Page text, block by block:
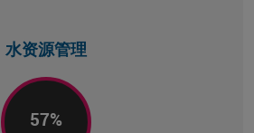
水资源管理
57%